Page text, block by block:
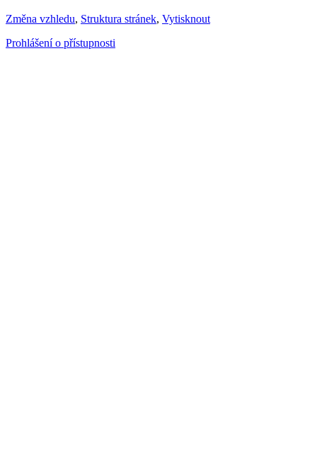
Změna vzhledu, Struktura stránek, Vytisknout
Prohlášení o přístupnosti